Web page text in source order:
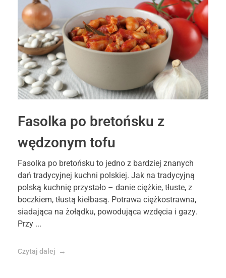
Fasolka po bretońsku z
wędzonym tofu
Fasolka po bretońsku to jedno z bardziej znanych
dań tradycyjnej kuchni polskiej. Jak na tradycyjną
polską kuchnię przystało – danie ciężkie, tłuste, z
boczkiem, tłustą kiełbasą. Potrawa ciężkostrawna,
siadająca na żołądku, powodująca wzdęcia i gazy.
Przy ...
Czytaj dalej